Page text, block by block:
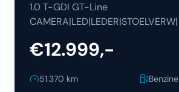
1.0 T-GDI GT-Line
CAMERA|LED|LEDER|STOELVERW|
€12.999,-
51.370 km
Benzine